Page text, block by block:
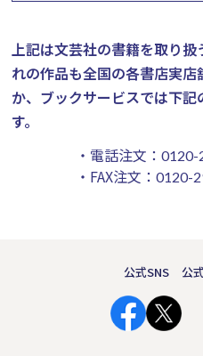
上記は文芸社の書籍を取り扱
れの作品も全国の各書店実
か、ブックサービスでは下
す。
・電話注文： 0120-
・FAX注文： 0120-
公式SNS 公